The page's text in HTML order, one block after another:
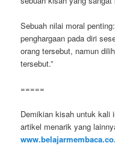
Sebuah nilai moral
penghargaan pada diri
orang tersebut, namun
tersebut.”
=====
Demikian kisah untuk kali
artikel menarik yang